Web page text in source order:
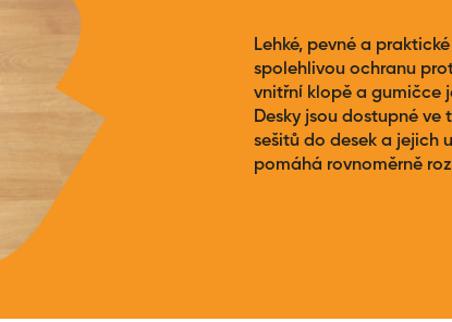
Lehké, pevné a
spolehlivou ochranu
vnitřní klopě a gumičce
Desky jsou dostupné ve
sešitů do desek a jejich
pomáhá rovnoměrně